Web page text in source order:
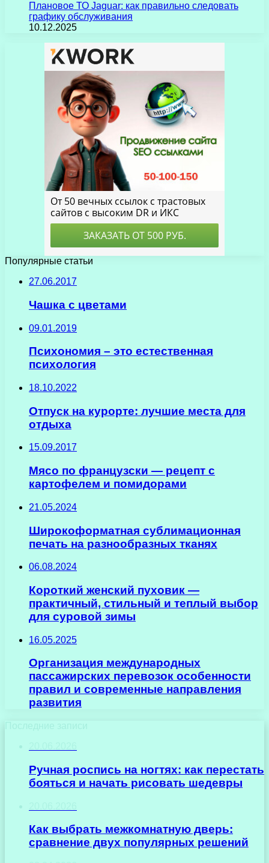
Плановое ТО Jaguar: как правильно следовать
графику обслуживания
10.12.2025
Популярные статьи
27.06.2017
Чашка с цветами
09.01.2019
Психономия – это естественная
психология
18.10.2022
Отпуск на курорте: лучшие места для
отдыха
15.09.2017
Мясо по французски — рецепт с
картофелем и помидорами
21.05.2024
Широкоформатная сублимационная
печать на разнообразных тканях
06.08.2024
Короткий женский пуховик —
практичный, стильный и теплый выбор
для суровой зимы
16.05.2025
Организация международных
пассажирских перевозок особенности
правил и современные направления
развития
Последние записи
Ручная роспись на ногтях: как перестать
бояться и начать рисовать шедевры
Как выбрать межкомнатную дверь:
сравнение двух популярных решений